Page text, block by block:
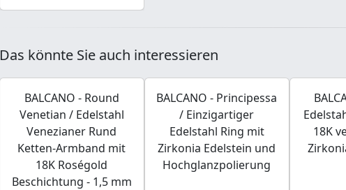
Das könnte Sie auch interessieren
BALCANO - Round
Venetian / Edelstahl
Venezianer Rund
Ketten-Armband mit
18K Roségold
Beschichtung - 1,5 mm
BALCANO - Principessa
/ Einzigartiger
Edelstahl Ring mit
Zirkonia Edelstein und
Hochglanzpolierung
18K